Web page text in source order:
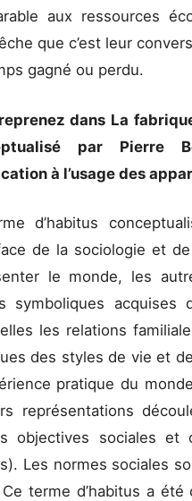
aux ressources
que c’est leur
gagné ou perdu.
dans La
par Pierre
à l’usage des
d’habitus
de la sociologie et
le monde, les
symboliques acquises
les relations
des styles de vie et
pratique du
représentations
objectives sociales et
Les normes sociales
Ce terme d’habitus a